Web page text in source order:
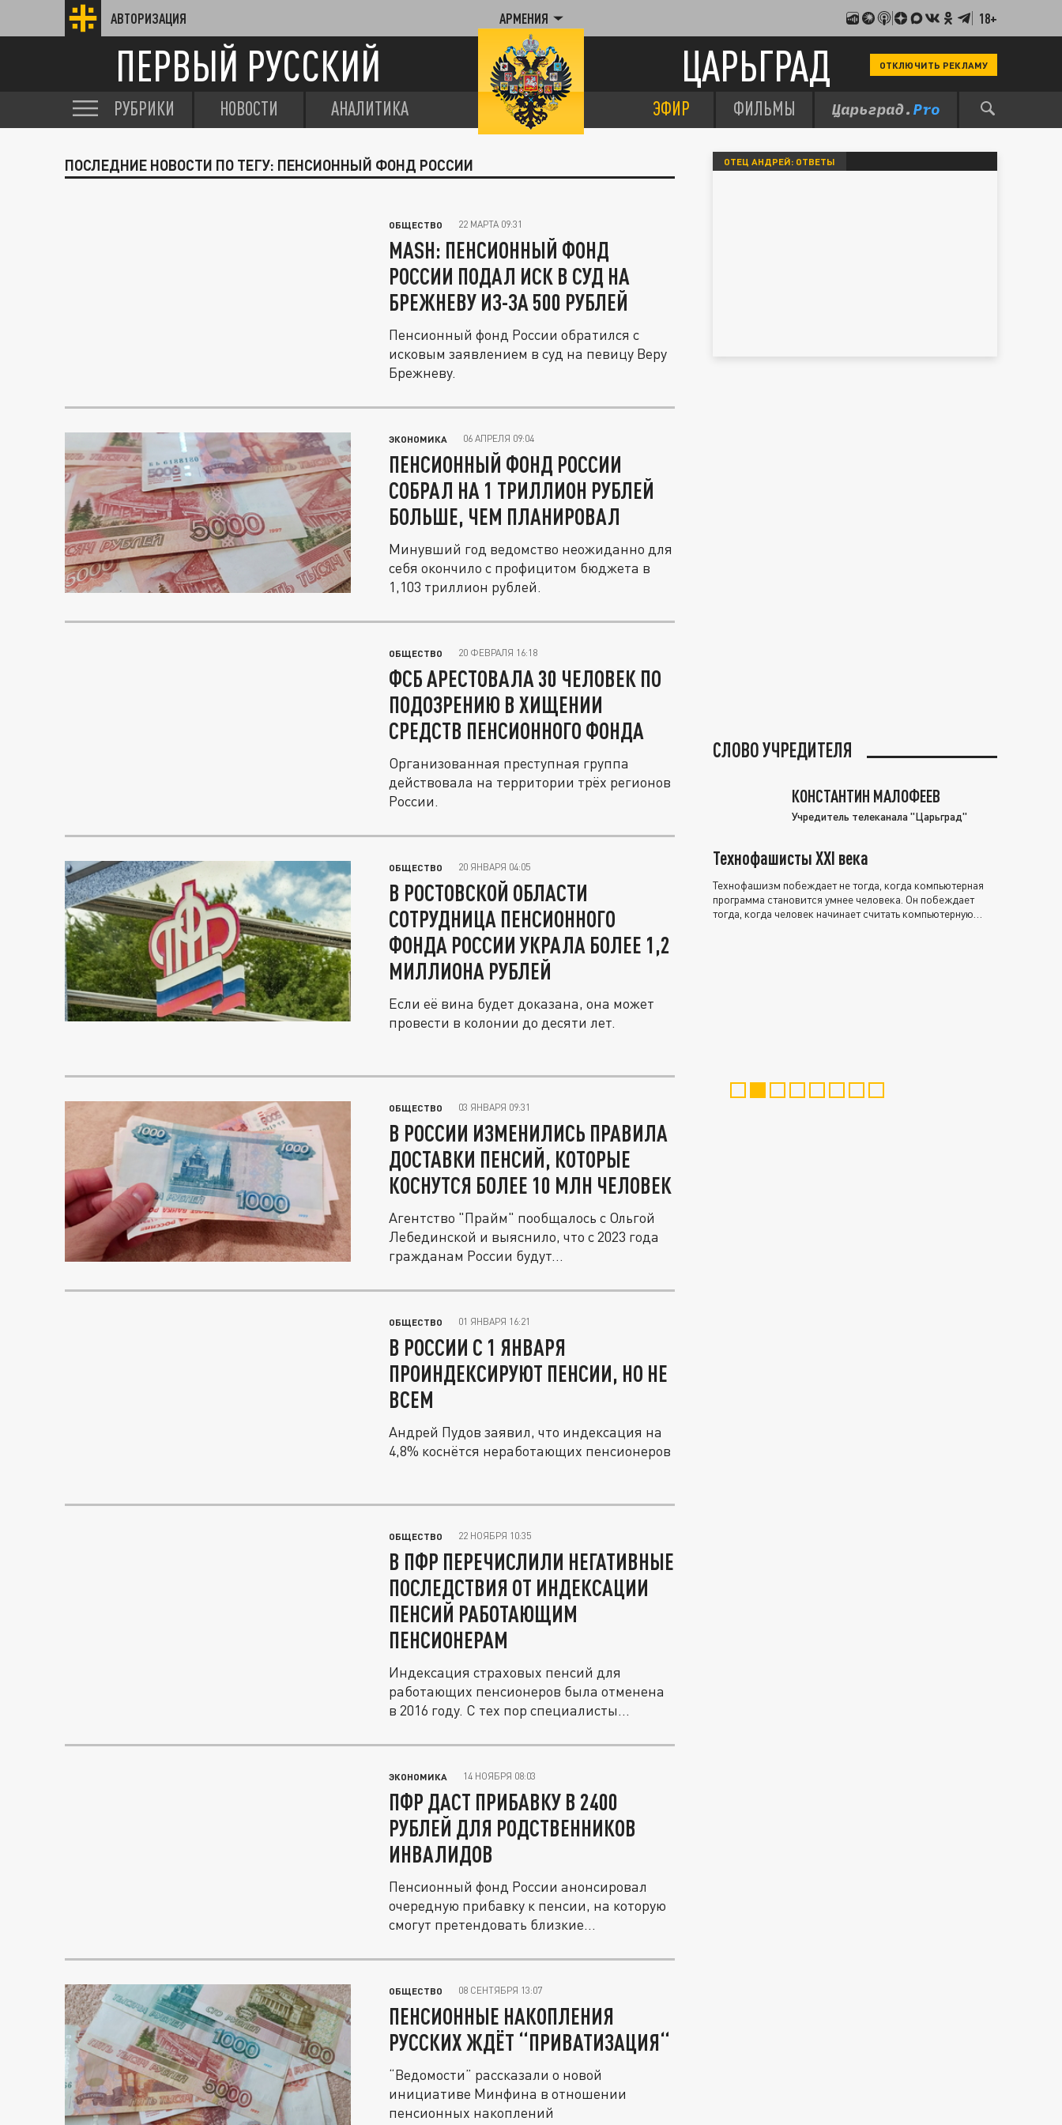
АВТОРИЗАЦИЯ АРМЕНИЯ 18+
ПЕРВЫЙ РУССКИЙ ЦАРЬГРАД ОТКЛЮЧИТЬ РЕКЛАМУ
РУБРИКИ НОВОСТИ АНАЛИТИКА ЭФИР ФИЛЬМЫ
ПОСЛЕДНИЕ НОВОСТИ ПО ТЕГУ: ПЕНСИОННЫЙ ФОНД РОССИИ
ОБЩЕСТВО 22 МАРТА 09:31
MASH: ПЕНСИОННЫЙ ФОНД
РОССИИ ПОДАЛ ИСК В СУД НА
БРЕЖНЕВУ ИЗ-ЗА 500 РУБЛЕЙ
Пенсионный фонд России обратился с
исковым заявлением в суд на певицу Веру
Брежневу.
ЭКОНОМИКА 06 АПРЕЛЯ 09:04
ПЕНСИОННЫЙ ФОНД РОССИИ
СОБРАЛ НА 1 ТРИЛЛИОН РУБЛЕЙ
БОЛЬШЕ, ЧЕМ ПЛАНИРОВАЛ
Минувший год ведомство неожиданно для
себя окончило с профицитом бюджета в
1,103 триллион рублей.
ОБЩЕСТВО 20 ФЕВРАЛЯ 16:18
ФСБ АРЕСТОВАЛА 30 ЧЕЛОВЕК ПО
ПОДОЗРЕНИЮ В ХИЩЕНИИ
СРЕДСТВ ПЕНСИОННОГО ФОНДА
Организованная преступная группа
действовала на территории трёх регионов
России.
ОБЩЕСТВО 20 ЯНВАРЯ 04:05
В РОСТОВСКОЙ ОБЛАСТИ
СОТРУДНИЦА ПЕНСИОННОГО
ФОНДА РОССИИ УКРАЛА БОЛЕЕ 1,2
МИЛЛИОНА РУБЛЕЙ
Если её вина будет доказана, она может
провести в колонии до десяти лет.
ОБЩЕСТВО 03 ЯНВАРЯ 09:31
В РОССИИ ИЗМЕНИЛИСЬ ПРАВИЛА
ДОСТАВКИ ПЕНСИЙ, КОТОРЫЕ
КОСНУТСЯ БОЛЕЕ 10 МЛН ЧЕЛОВЕК
Агентство "Прайм" пообщалось с Ольгой
Лебединской и выяснило, что с 2023 года
гражданам России будут...
ОБЩЕСТВО 01 ЯНВАРЯ 16:21
В РОССИИ С 1 ЯНВАРЯ
ПРОИНДЕКСИРУЮТ ПЕНСИИ, НО НЕ
ВСЕМ
Андрей Пудов заявил, что индексация на
4,8% коснётся неработающих пенсионеров
ОБЩЕСТВО 22 НОЯБРЯ 10:35
В ПФР ПЕРЕЧИСЛИЛИ НЕГАТИВНЫЕ
ПОСЛЕДСТВИЯ ОТ ИНДЕКСАЦИИ
ПЕНСИЙ РАБОТАЮЩИМ
ПЕНСИОНЕРАМ
Индексация страховых пенсий для
работающих пенсионеров была отменена
в 2016 году. С тех пор специалисты...
ЭКОНОМИКА 14 НОЯБРЯ 08:03
ПФР ДАСТ ПРИБАВКУ В 2400
РУБЛЕЙ ДЛЯ РОДСТВЕННИКОВ
ИНВАЛИДОВ
Пенсионный фонд России анонсировал
очередную прибавку к пенсии, на которую
смогут претендовать близкие...
ОБЩЕСТВО 08 СЕНТЯБРЯ 13:07
ПЕНСИОННЫЕ НАКОПЛЕНИЯ
РУССКИХ ЖДЁТ “ПРИВАТИЗАЦИЯ“
“Ведомости” рассказали о новой
инициативе Минфина в отношении
пенсионных накоплений
ОТЕЦ АНДРЕЙ: ОТВЕТЫ
СЛОВО УЧРЕДИТЕЛЯ
КОНСТАНТИН МАЛОФЕЕВ
Учредитель телеканала "Царьград"
Технофашисты XXI века
Технофашизм побеждает не тогда, когда компьютерная
программа становится умнее человека. Он побеждает
тогда, когда человек начинает считать компьютерную